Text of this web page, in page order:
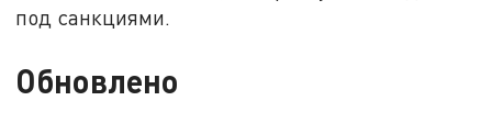
под санкциями.
Обновлено